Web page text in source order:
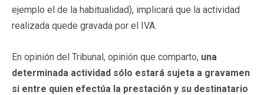
ejemplo el de la habitualidad), implicará que la actividad
realizada quede gravada por el IVA.
En opinión del Tribunal, opinión que comparto, una
determinada actividad sólo estará sujeta a gravamen
si entre quien efectúa la prestación y su destinatario